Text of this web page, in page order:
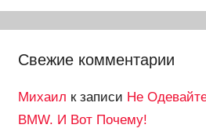
Свежие комментарии
Михаил к записи Не
BMW. И Вот Почему!